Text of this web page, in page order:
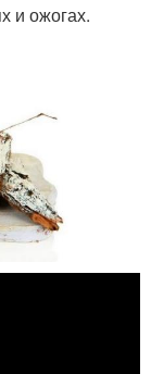
и ожогах.